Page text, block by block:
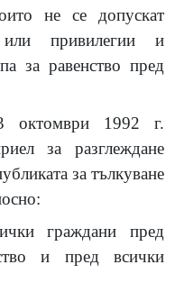
не се допускат
или привилегии и
за равенство пред
октомври 1992 г.
за разглеждане
за тълкуване
граждани пред
и пред всички